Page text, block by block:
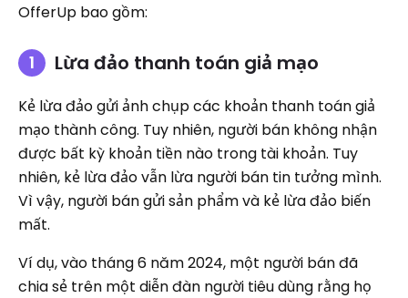
OfferUp bao gồm:
Lừa đảo thanh toán giả mạo
Kẻ lừa đảo gửi ảnh chụp các khoản thanh toán giả
mạo thành công. Tuy nhiên, người bán không nhận
được bất kỳ khoản tiền nào trong tài khoản. Tuy
nhiên, kẻ lừa đảo vẫn lừa người bán tin tưởng mình.
Vì vậy, người bán gửi sản phẩm và kẻ lừa đảo biến
mất.
Ví dụ, vào tháng 6 năm 2024, một người bán đã
chia sẻ trên một diễn đàn người tiêu dùng rằng họ